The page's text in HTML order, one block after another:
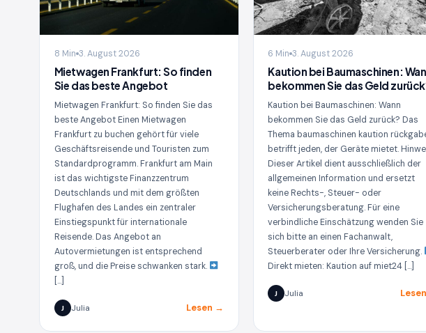
8 Min 3. August 2026
Mietwagen Frankfurt: So finden
Sie das beste Angebot
Mietwagen Frankfurt: So finden Sie das
beste Angebot Einen Mietwagen
Frankfurt zu buchen gehört für viele
Geschäftsreisende und Touristen zum
Standardprogramm. Frankfurt am Main
ist das wichtigste Finanzzentrum
Deutschlands und mit dem größten
Flughafen des Landes ein zentraler
Einstiegspunkt für internationale
Reisende. Das Angebot an
Autovermietungen ist entsprechend
groß, und die Preise schwanken stark.
[…]
J Julia Lesen →
6 Min 3. August 2026
Kaution bei Baumaschinen:
bekommen Sie das Geld
Kaution bei Baumaschinen: Wann
bekommen Sie das Geld zurück? Das
Thema baumaschinen kaution
betrifft jeden, der Geräte mietet.
Dieser Artikel dient ausschließlich der
allgemeinen Information und ersetzt
keine Rechts-, Steuer- oder
Versicherungsberatung. Für eine
verbindliche Einschätzung wenden Sie
sich bitte an einen Fachanwalt,
Steuerberater oder Ihre Versicherung.
Direkt mieten: Kaution auf miet24 […]
J Julia